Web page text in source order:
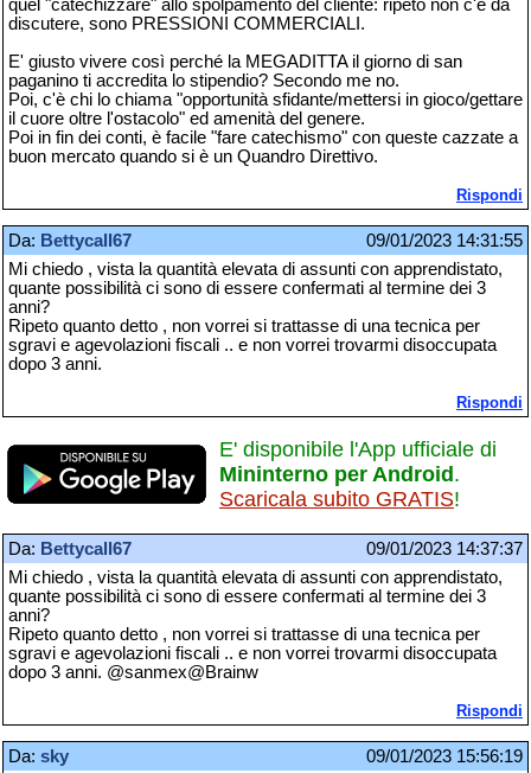
quel "catechizzare" allo spolpamento del cliente: ripeto non c'è da
discutere, sono PRESSIONI COMMERCIALI.
E' giusto vivere così perché la MEGADITTA il giorno di san
paganino ti accredita lo stipendio? Secondo me no.
Poi, c'è chi lo chiama "opportunità sfidante/mettersi in gioco/gettare
il cuore oltre l'ostacolo" ed amenità del genere.
Poi in fin dei conti, è facile "fare catechismo" con queste cazzate a
buon mercato quando si è un Quandro Direttivo.
Rispondi
Da: Bettycall67
09/01/2023 14:31:55
Mi chiedo , vista la quantità elevata di assunti con apprendistato,
quante possibilità ci sono di essere confermati al termine dei 3
anni?
Ripeto quanto detto , non vorrei si trattasse di una tecnica per
sgravi e agevolazioni fiscali .. e non vorrei trovarmi disoccupata
dopo 3 anni.
Rispondi
E' disponibile l'App ufficiale di
Mininterno per Android .
Scaricala subito GRATIS!
Da: Bettycall67
09/01/2023 14:37:37
Mi chiedo , vista la quantità elevata di assunti con apprendistato,
quante possibilità ci sono di essere confermati al termine dei 3
anni?
Ripeto quanto detto , non vorrei si trattasse di una tecnica per
sgravi e agevolazioni fiscali .. e non vorrei trovarmi disoccupata
dopo 3 anni. @sanmex@Brainw
Rispondi
Da: sky
09/01/2023 15:56:19